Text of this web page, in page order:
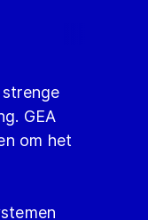
GEA
om het